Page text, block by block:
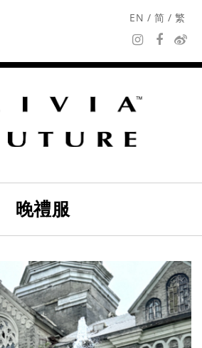
EN / 简 / 繁
晚禮服